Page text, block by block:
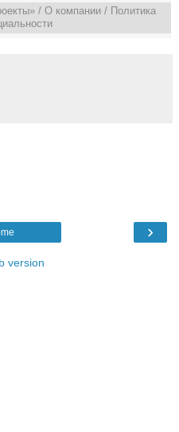
/ О компании / Политика
›
version